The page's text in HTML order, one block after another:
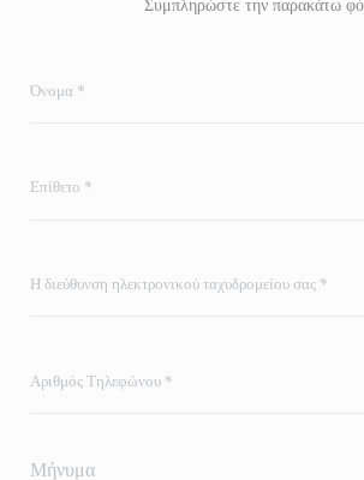
Συμπληρώστε την παρακάτω